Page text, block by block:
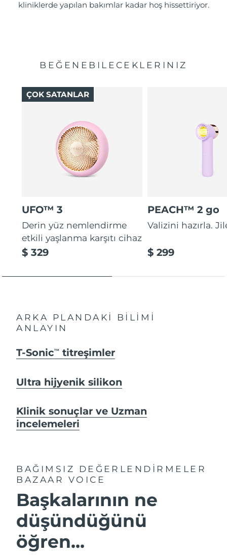
kliniklerde yapılan bakımlar kadar hoş hissettiriyor.
BEĞENEBILECEKLERINIZ
UFO™ 3
Derin yüz nemlendirme
etkili yaşlanma karşıtı cihaz
$ 329
ÇOK SATANLAR
PEACH™ 2 go
Valizini hazırla.
$ 299
ARKA PLANDAKİ BİLİMİ
ANLAYIN
T-SonicTM titreşimler
Ultra hijyenik silikon
Klinik sonuçlar ve Uzman
incelemeleri
BAĞIMSIZ DEĞERLENDİRMELER
BAZAAR VOICE
Başkalarının ne
düşündüğünü
öğren...